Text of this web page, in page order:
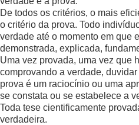
De todos os critérios, o mais
o critério da prova. Todo
verdade até o momento em que
demonstrada, explicada,
Uma vez provada, uma vez que
comprovando a verdade,
prova é um raciocínio ou uma
se constata ou se estabelece a
Toda tese cientificamente
verdadeira.